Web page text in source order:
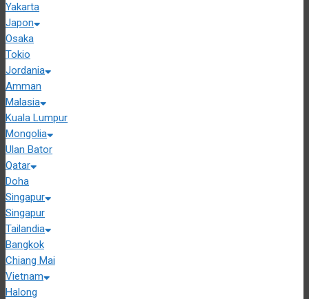
Yakarta
Japon
Osaka
Tokio
Jordania
Amman
Malasia
Kuala Lumpur
Mongolia
Ulan Bator
Qatar
Doha
Singapur
Singapur
Tailandia
Bangkok
Chiang Mai
Vietnam
Halong